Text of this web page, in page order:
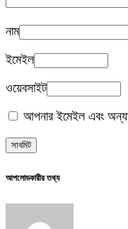
নাম
ইমেইল
ওয়েবসাইট
আপনার ইমেইল এবং
আপলোডকারীর তথ্য